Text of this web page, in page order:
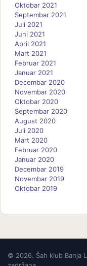
Oktobar 2021
Septembar 2021
Juli 2021
Juni 2021
April 2021
Mart 2021
Februar 2021
Januar 2021
Decembar 2020
Novembar 2020
Oktobar 2020
Septembar 2020
August 2020
Juli 2020
Mart 2020
Februar 2020
Januar 2020
Decembar 2019
Novembar 2019
Oktobar 2019
© 2026. Šah klub Banja